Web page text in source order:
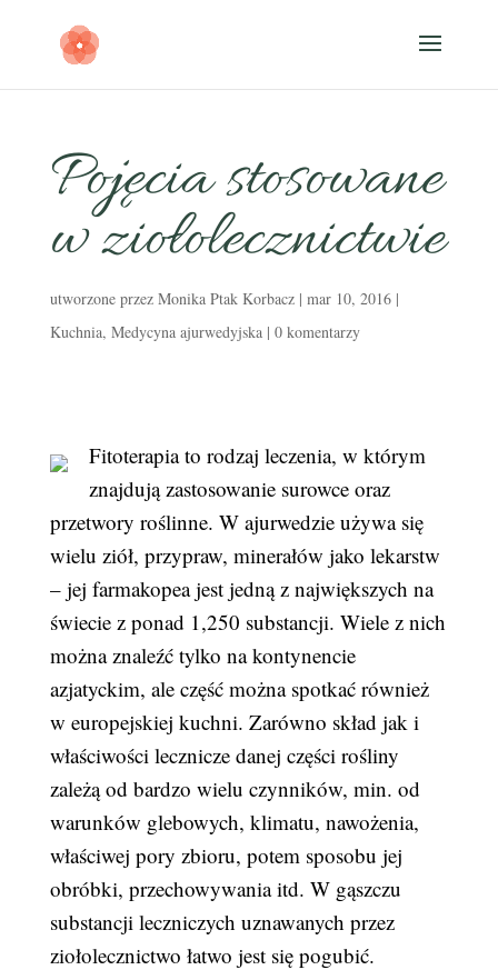
Pojęcia stosowane
w ziołolecznictwie
utworzone przez Monika Ptak Korbacz| mar 10, 2016|
Kuchnia, Medycyna ajurwedyjska| 0 komentarzy
Fitoterapia to rodzaj leczenia, w którym
znajdują zastosowanie surowce oraz
przetwory roślinne. W ajurwedzie używa się
wielu ziół, przypraw, minerałów jako lekarstw
– jej farmakopea jest jedną z największych na
świecie z ponad 1,250 substancji. Wiele z nich
można znaleźć tylko na kontynencie
azjatyckim, ale część można spotkać również
w europejskiej kuchni. Zarówno skład jak i
właściwości lecznicze danej części rośliny
zależą od bardzo wielu czynników, min. od
warunków glebowych, klimatu, nawożenia,
właściwej pory zbioru, potem sposobu jej
obróbki, przechowywania itd. W gąszczu
substancji leczniczych uznawanych przez
ziołolecznictwo łatwo jest się pogubić.